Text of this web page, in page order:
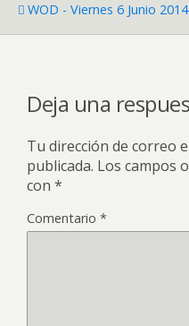
WOD - Viernes 6 Junio 2014
Deja una
Tu dirección de correo
publicada. Los campos
con *
Comentario *